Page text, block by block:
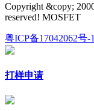
Copyright &copy;
reserved! MOSFET
粤ICP备17042062号-1
打样申请